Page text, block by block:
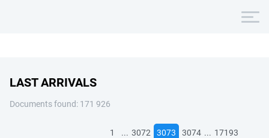
LAST ARRIVALS
Documents found: 171 926
1 ... 3072 3073 3074 ... 17193